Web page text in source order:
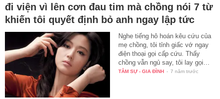
đi viện vì lên cơn đau tim mà chồng nói 7 từ
khiến tôi quyết định bỏ anh ngay lập tức
Nghe tiếng hô hoán kêu cứu của
mẹ chồng, tôi tỉnh giấc vớ ngay
điện thoại gọi cấp cứu. Thấy
chồng vẫn ngủ say, tôi lay gọi…
TÂM SỰ - GIA ĐÌNH - 7 năm trước